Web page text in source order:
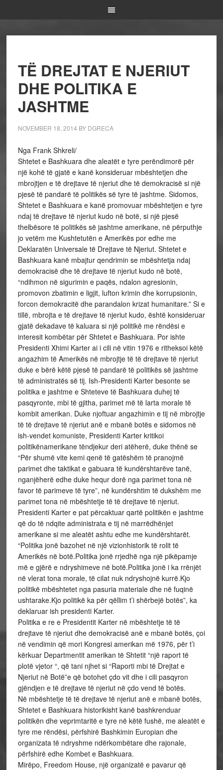
TË DREJTAT E NJERIUT
DHE POLITIKA E
JASHTME
NOVEMBER 18, 2014 BY DGRECA
Nga Frank Shkreli/
Shtetet e Bashkuara dhe aleatët e tyre perëndimorë për
një kohë të gjatë e kanë konsideruar mbështetjen dhe
mbrojtjen e të drejtave të njeriut dhe të demokracisë si një
pjesë të pandarë të politikës së tyre të jashtme. Sidomos,
Shtetet e Bashkuara e kanë promovuar mbështetjen e tyre
ndaj të drejtave të njeriut kudo në botë, si një pjesë
thelbësore të politikës së jashtme amerikane, në përputhje
jo vetëm me Kushtetutën e Amerikës por edhe me
Deklaratën Universale të Drejtave të Njeriut. Shtetet e
Bashkuara kanë mbajtur qendrimin se mbështetja ndaj
demokracisë dhe të drejtave të njeriut kudo në botë,
“ndihmon në sigurimin e paqës, ndalon agresionin,
promovon zbatimin e ligjit, lufton krimin dhe korrupsionin,
forcon demokracitë dhe parandalon krizat humanitare.” Si e
tillë, mbrojta e të drejtave të njeriut kudo, është konsideruar
gjatë dekadave të kaluara si një politikë me rëndësi e
interesit kombëtar për Shtetet e Bashkuara. Por ishte
Presidenti Xhimi Karter ai i cili në vitin 1976 e ritheksoi këtë
angazhim të Amerikës në mbrojtje të të drejtave të njeriut
duke e bërë këtë pjesë të pandarë të politikës së jashtme
të administratës së tij. Ish-Presidenti Karter besonte se
politika e jashtme e Shteteve të Bashkuara duhej të
pasqyronte, mbi të gjitha, parimet më të larta morale të
kombit amerikan. Duke njoftuar angazhimin e tij në mbrojtje
të të drejtave të njeriut anë e mbanë botës e sidomos në
ish-vendet komuniste, Presidenti Karter kritikoi
politikënamerikane tëndjekur deri atëherë, duke thënë se
“Për shumë vite kemi qenë të gatëshëm të pranojmë
parimet dhe taktikat e gabuara të kundërshtarëve tanë,
nganjëherë edhe duke hequr dorë nga parimet tona në
favor të parimeve të tyre”, në kundërshtim të dukshëm me
parimet tona në mbështetje të të drejtave të njeriut.
Presidenti Karter e pat përcaktuar qartë politikën e jashtme
që do të ndqite administrata e tij në marrëdhënjet
amerikane si me aleatët ashtu edhe me kundërshtarët.
“Politika jonë bazohet në një vizionhistorik të rolit të
Amerikës në botë.Politika jonë rrjedhë nga një pikëpamje
më e gjërë e ndryshimeve në botë.Politika jonë i ka rrënjët
në vlerat tona morale, të cilat nuk ndryshojnë kurrë.Kjo
politikë mbështetet nga pasuria materiale dhe në fuqinë
ushtarake.Kjo politikë ka për qëllim t’i shërbejë botës”, ka
deklaruar ish presidenti Karter.
Politika e re e Presidentit Karter në mbështetje të të
drejtave të njeriut dhe demokracisë anë e mbanë botës, çoi
në vendimin që mori Kongresi amerikan më 1976, për t’i
kërkuar Departmentit amerikan të Shtetit “një raport të
plotë vjetor “, që tani njhet si “Raporti mbi të Drejtat e
Njeriut në Botë”e që botohet çdo vit dhe i cili pasqyron
gjëndjen e të drejtave të njeriut në çdo vend të botës.
Në mbështetje të të drejtave të njeriut anë e mbanë botës,
Shtetet e Bashkuara historikisht kanë bashkrenduar
politikën dhe veprimtaritë e tyre në këtë fushë, me aleatët e
tyre me rëndësi, përfshirë Bashkimin Europian dhe
organizata të ndryshme ndërkombëtare dhe rajonale,
përfshirë edhe Kombet e Bashkuara.
Mirëpo, Freedom House, një organizatë e pavarur që